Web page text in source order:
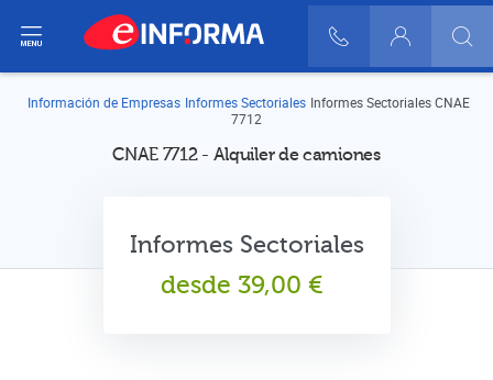
900 10 30 20
Login
Información de Empresas Informes Sectoriales Informes Sectoriales CNAE
7712
CNAE 7712 - Alquiler de camiones
Informes Sectoriales
desde 39,00 €